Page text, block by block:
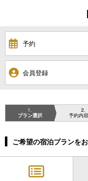
予約
会員登録
1
プラン選択
2
予約内
ご希望の宿泊プランを